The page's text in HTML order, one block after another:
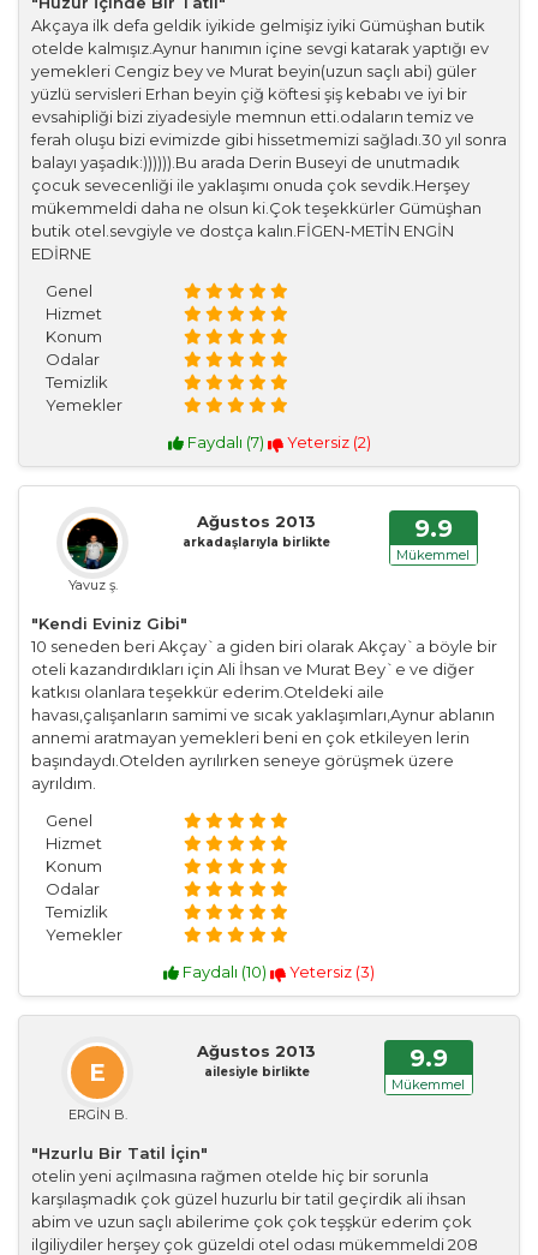
Akçaya ilk defa geldik iyikide gelmişiz iyiki Gümüşhan butik
otelde kalmışız.Aynur hanımın içine sevgi katarak yaptığı ev
yemekleri Cengiz bey ve Murat beyin(uzun saçlı abi) güler
yüzlü servisleri Erhan beyin çiğ köftesi şiş kebabı ve iyi bir
evsahipliği bizi ziyadesiyle memnun etti.odaların temiz ve
ferah oluşu bizi evimizde gibi hissetmemizi sağladı.30 yıl sonra
balayı yaşadık:)))))).Bu arada Derin Buseyi de unutmadık
çocuk sevecenliği ile yaklaşımı onuda çok sevdik.Herşey
mükemmeldi daha ne olsun ki.Çok teşekkürler Gümüşhan
butik otel.sevgiyle ve dostça kalın.FİGEN-METİN ENGİN
EDİRNE
Genel
Hizmet
Konum
Odalar
Temizlik
Yemekler
Faydalı (7) Yetersiz (2)
Yavuz ş.
Ağustos 2013
arkadaşlarıyla birlikte 9.9
Mükemmel
"Kendi Eviniz Gibi"
10 seneden beri Akçay`a giden biri olarak Akçay`a böyle bir
oteli kazandırdıkları için Ali İhsan ve Murat Bey`e ve diğer
katkısı olanlara teşekkür ederim.Oteldeki aile
havası,çalışanların samimi ve sıcak yaklaşımları,Aynur ablanın
annemi aratmayan yemekleri beni en çok etkileyen lerin
başındaydı.Otelden ayrılırken seneye görüşmek üzere
ayrıldım.
Genel
Hizmet
Konum
Odalar
Temizlik
Yemekler
Faydalı (10) Yetersiz (3)
E
ERGİN B.
Ağustos 2013
ailesiyle birlikte 9.9
Mükemmel
"Hzurlu Bir Tatil İçin"
otelin yeni açılmasına rağmen otelde hiç bir sorunla
karşılaşmadık çok güzel huzurlu bir tatil geçirdik ali ihsan
abim ve uzun saçlı abilerime çok çok teşşkür ederim çok
ilgiliydiler herşey çok güzeldi otel odası mükemmeldi 208